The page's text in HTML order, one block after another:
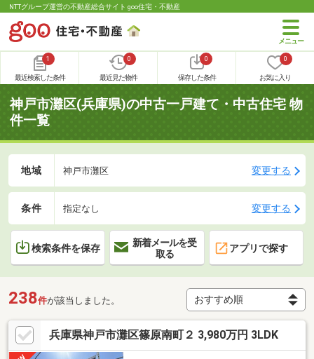
NTTグループ運営の不動産総合サイト goo住宅・不動産
1
最近検索した条件
0
最近見た物件
0
保存した条件
0
お気に入り
神戸市灘区(兵庫県)の中古一戸建て・中古住宅 物
件一覧
地域 神戸市灘区 変更する
条件 指定なし 変更する
検索条件を保存
新着メールを受
取る
アプリで探す
238件が該当しました。
兵庫県神戸市灘区篠原南町２ 3,980万円 3LDK